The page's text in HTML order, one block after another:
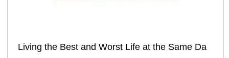
Living the Best and Worst Life at the Same Da